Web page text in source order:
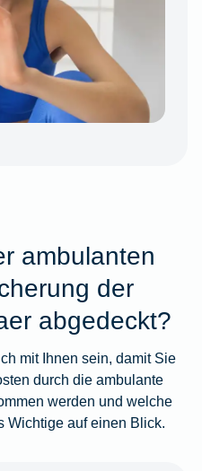
ambulanten
der
abgedeckt?
mit Ihnen sein, damit Sie
durch die ambulante
werden und welche
Wichtige auf einen Blick.